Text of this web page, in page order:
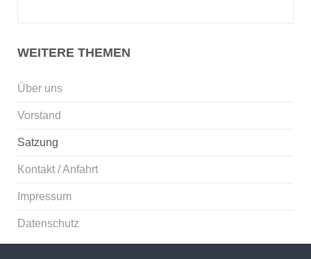
WEITERE THEMEN
Über uns
Vorstand
Satzung
Kontakt / Anfahrt
Impressum
Datenschutz